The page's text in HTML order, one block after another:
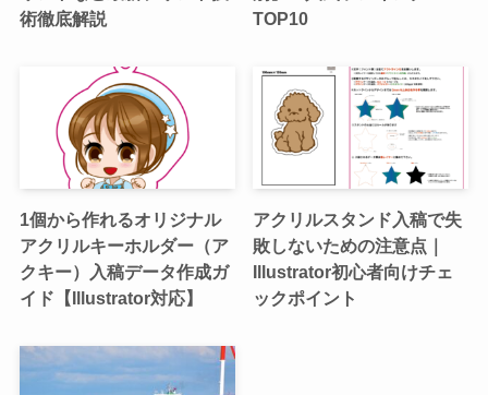
術徹底解説
TOP10
1個から作れるオリジナル
アクリルキーホルダー（ア
クキー）入稿データ作成ガ
イド【Illustrator対応】
アクリルスタンド入稿で失
敗しないための注意点｜
Illustrator初心者向けチェ
ックポイント